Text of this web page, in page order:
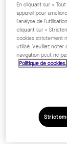
En cliquant sur «
appareil pour
l'analyse de
cliquant sur «
cookies strictement
utilisé. Veuillez
navigation peut ne
Politique de cookies.